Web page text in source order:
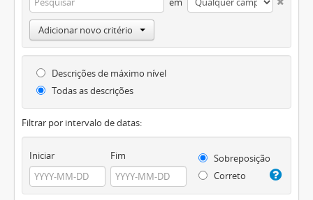
Adicionar novo critério
Descrições de máximo nível
Todas as descrições
Filtrar por intervalo de datas:
Iniciar Fim
Sobreposição
Correto